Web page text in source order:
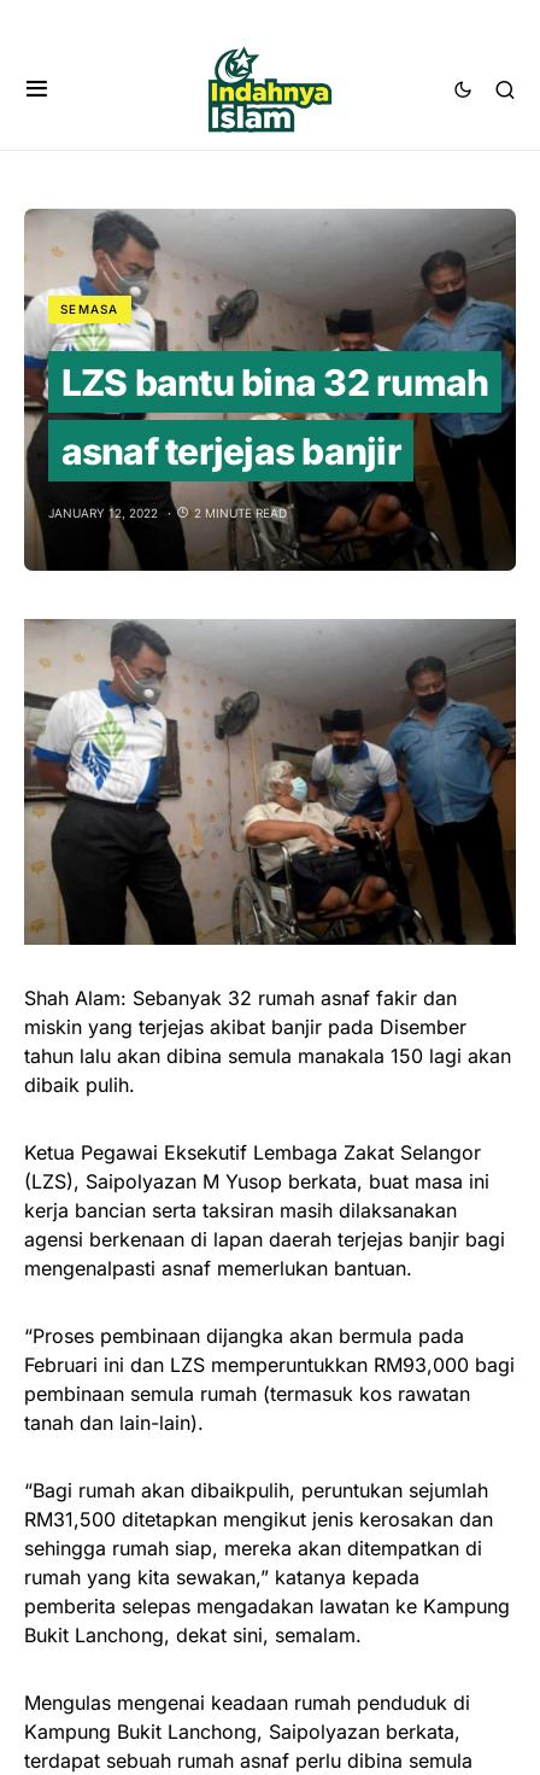
SEMASA
LZS bantu bina 32 rumah
asnaf terjejas banjir
JANUARY 12, 2022 2 MINUTE READ
Shah Alam: Sebanyak 32 rumah asnaf fakir dan
miskin yang terjejas akibat banjir pada Disember
tahun lalu akan dibina semula manakala 150 lagi akan
dibaik pulih.
Ketua Pegawai Eksekutif Lembaga Zakat Selangor
(LZS), Saipolyazan M Yusop berkata, buat masa ini
kerja bancian serta taksiran masih dilaksanakan
agensi berkenaan di lapan daerah terjejas banjir bagi
mengenalpasti asnaf memerlukan bantuan.
“Proses pembinaan dijangka akan bermula pada
Februari ini dan LZS memperuntukkan RM93,000 bagi
pembinaan semula rumah (termasuk kos rawatan
tanah dan lain-lain).
“Bagi rumah akan dibaikpulih, peruntukan sejumlah
RM31,500 ditetapkan mengikut jenis kerosakan dan
sehingga rumah siap, mereka akan ditempatkan di
rumah yang kita sewakan,” katanya kepada
pemberita selepas mengadakan lawatan ke Kampung
Bukit Lanchong, dekat sini, semalam.
Mengulas mengenai keadaan rumah penduduk di
Kampung Bukit Lanchong, Saipolyazan berkata,
terdapat sebuah rumah asnaf perlu dibina semula